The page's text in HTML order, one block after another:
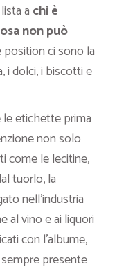
achi è
non può
position ci sono la
i dolci, i biscotti e
etichette prima
non solo
come le lecitine,
tuorlo, la
nell’industria
al vino e ai liquori
con l’albume,
presente